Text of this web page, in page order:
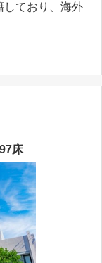
しており、海外
床